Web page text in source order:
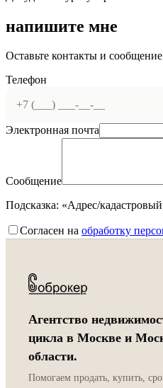
напишите мне
Оставьте контакты и
Телефон
Электронная почта
Сообщение
Подсказка: «Адрес/
Согласен на обработку
Агентство
цикла в Москве и
области.
Помогаем продать, купить,